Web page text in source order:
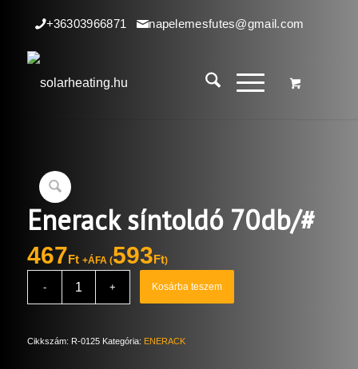
+36303966871 napelemesfutes@gmail.com
Enerack síntoldó 70db/#
467Ft +ÁFA (593Ft)
Kosárba teszem
Cikkszám: R-0125 Kategória: ENERACK